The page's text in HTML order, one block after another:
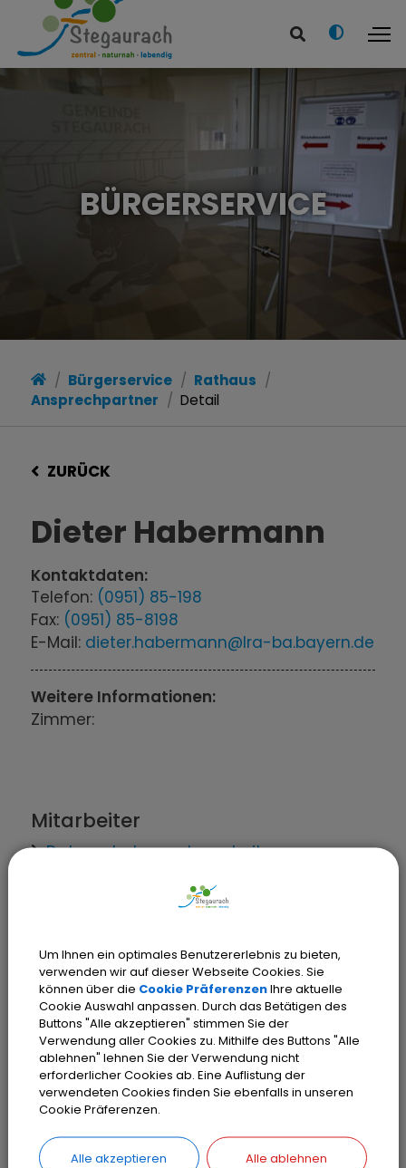
BÜRGERSERVICE
Bürgerservice
Rathaus
Ansprechpartner
Detail
ZURÜCK
Dieter Habermann
Kontaktdaten:
Telefon: (0951) 85-198
Fax: (0951) 85-8198
E-Mail: dieter.habermann@lra-ba.bayern.de
Weitere Informationen:
Zimmer:
Mitarbeiter
Datenschutzangelegenheiten -
Verwaltungsleistungen
Datenschutz; Einreichung einer
Beschwerde an behördliche
Datenschutzbeauftragte bei bayerischen
Behörden
Datenschutz; Unterrichtung, Beratung
und Überwachung in öffentlichen Stellen
Um Ihnen ein optimales Benutzererlebnis zu bieten,
verwenden wir auf dieser Webseite Cookies. Sie
können über die Cookie PräferenzenIhre aktuelle
Cookie Auswahl anpassen. Durch das Betätigen des
Buttons "Alle akzeptieren" stimmen Sie der
Verwendung aller Cookies zu. Mithilfe des Buttons "Alle
ablehnen" lehnen Sie der Verwendung nicht
erforderlicher Cookies ab. Eine Auflistung der
verwendeten Cookies finden Sie ebenfalls in unseren
Cookie Präferenzen.
Alle akzeptieren Alle ablehnen